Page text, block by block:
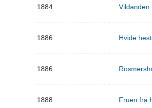
1884 Vildanden
1886 Hvide
1886
1888 Fruen fra